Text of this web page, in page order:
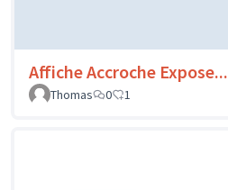
Affiche Accroche Expose...
Thomas
0 1